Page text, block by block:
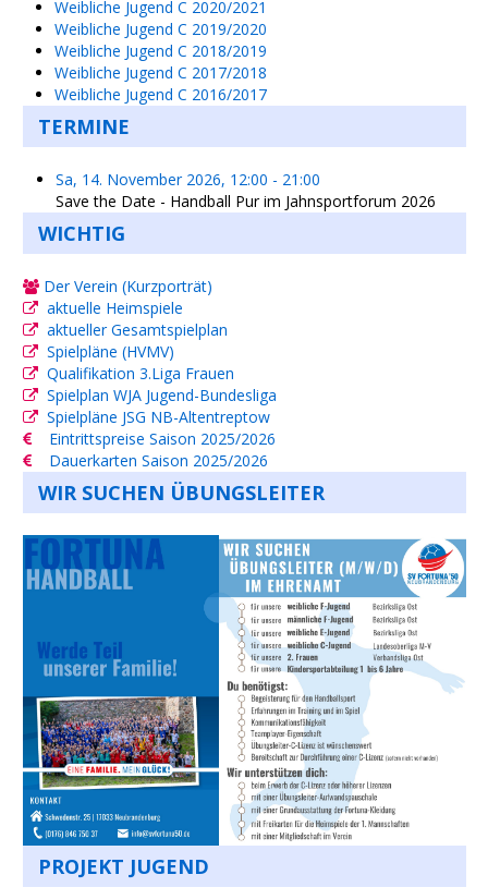
Weibliche Jugend C 2020/2021
Weibliche Jugend C 2019/2020
Weibliche Jugend C 2018/2019
Weibliche Jugend C 2017/2018
Weibliche Jugend C 2016/2017
TERMINE
Sa, 14. November 2026, 12:00 - 21:00
Save the Date - Handball Pur im Jahnsportforum 2026
WICHTIG
Der Verein (Kurzporträt)
aktuelle Heimspiele
aktueller Gesamtspielplan
Spielpläne (HVMV)
Qualifikation 3.Liga Frauen
Spielplan WJA Jugend-Bundesliga
Spielpläne JSG NB-Altentreptow
Eintrittspreise Saison 2025/2026
Dauerkarten Saison 2025/2026
WIR SUCHEN ÜBUNGSLEITER
PROJEKT JUGEND